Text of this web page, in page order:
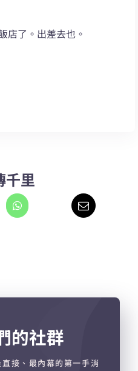
店了。出差去也。
千里
的社群
接、最內幕的第一手消